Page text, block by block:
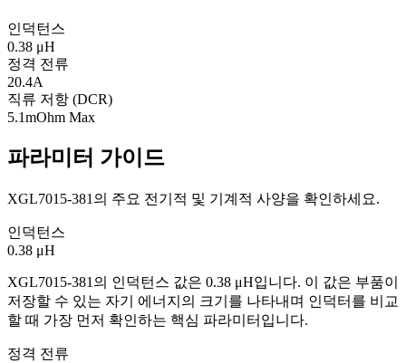
인덕턴스
0.38 μH
정격 전류
20.4A
직류 저항 (DCR)
5.1mOhm Max
파라미터 가이드
XGL7015-381의 주요 전기적 및 기계적 사양을 확인하세요.
인덕턴스
0.38 μH
XGL7015-381의 인덕턴스 값은 0.38 μH입니다. 이 값은 부품이
저장할 수 있는 자기 에너지의 크기를 나타내며 인덕터를 비교
할 때 가장 먼저 확인하는 핵심 파라미터입니다.
정격 전류